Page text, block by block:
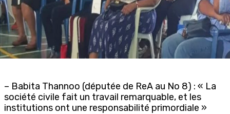
– Babita Thannoo (députée de ReA au No 8) : « La
société civile fait un travail remarquable, et les
institutions ont une responsabilité primordiale »